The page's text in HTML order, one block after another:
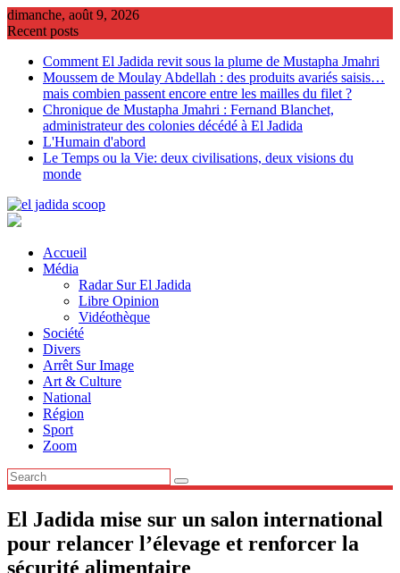
Skip
to
dimanche, août 9, 2026
Recent posts
Comment El Jadida revit sous la plume de Mustapha Jmahri
Moussem de Moulay Abdellah : des produits avariés saisis…
mais combien passent encore entre les mailles du filet ?
Chronique de Mustapha Jmahri : Fernand Blanchet,
administrateur des colonies décédé à El Jadida
L'Humain d'abord
Le Temps ou la Vie: deux civilisations, deux visions du
monde
Accueil
Média
Radar Sur El Jadida
Libre Opinion
Vidéothèque
Société
Divers
Arrêt Sur Image
Art & Culture
National
Région
Sport
Zoom
El Jadida mise sur un salon international
pour relancer l’élevage et renforcer la
sécurité alimentaire